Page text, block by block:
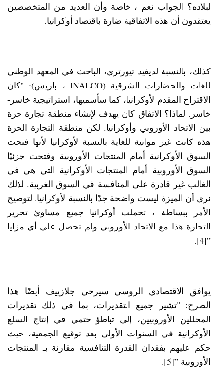
لبلاده؟ الجواب نعم ، خاصة وأن العديد من المتخصصين
يعتقدون أن هذه الاتفاقية ضارة باقتصاد أوكرانيا.
كذلك، بالنسبة لديفيد تيورتري، الباحث في المعهد الوطني
للغات والحضارات الشرقية (INALCO ، باريس): "كان
الاقتراح المقدم لأوكرانيا، كما سأسميها، استراتيجية خاسر-
خاسر. لماذا؟ الاتفاق كان يهدف لإنشاء منطقة تجارة حرة
بين الاتحاد الأوروبي وأوكرانيا. لكن منطقة التجارة الحرة
هذه كانت غير مواتية للغاية بالنسبة لأوكرانيا لأنها فتحت
السوق الأوكرانية أمام المنتجات الأوروبية وفتحت جزئيًا
السوق الأوروبية أمام المنتجات الأوكرانية التي هي في
الغالب غير قادرة على المنافسة في السوق الغربية. لذلك
نرى أن الميزة ليست واضحة جدًا بالنسبة لأوكرانيا. لتوضيح
الأمر ببساطة ، تحملت أوكرانيا جميع مساوئ تحرير
التجارة هذا مع الاتحاد الأوروبي ولم تحصل على أي مزايا
”[4].
يوافق الاقتصادي الروسي سيرجي جلازييف أيضًا هذا
الطرح: "تشير جميع التقديرات، بما في ذلك تقديرات
المحللين الأوروبيين، إلى تباطؤ حتمي في إنتاج السلع
الأوكرانية في السنوات الأولى بعد توقيع الجمعية، حيث
حكم عليهم بفقدان القدرة التنافسية مقارنة بـ المنتجات
الأوروبية ”[5].